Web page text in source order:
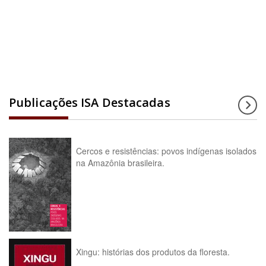
Publicações ISA Destacadas
Cercos e resistências: povos indígenas isolados
na Amazônia brasileira.
Xingu: histórias dos produtos da floresta.